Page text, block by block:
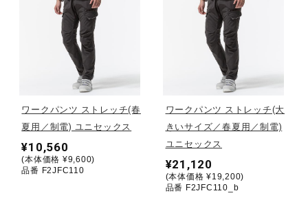
サポート
直営店一覧
取扱店一覧
ワークパンツ ストレッチ(春
夏用／制電) ユニセックス
¥10,560
(本体価格 ¥9,600)
品番 F2JFC110
ワークパンツ ストレッチ(大
きいサイズ／春夏用／制電)
ユニセックス
¥21,120
(本体価格 ¥19,200)
品番 F2JFC110_b